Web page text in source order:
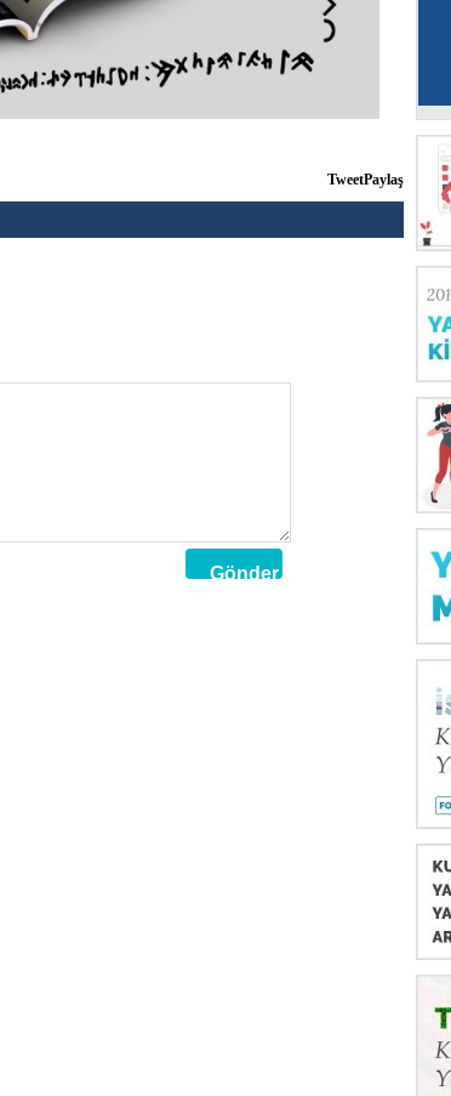
Paylaş
Tweet